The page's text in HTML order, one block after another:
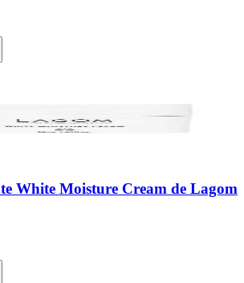
White Moisture Cream de Lagom